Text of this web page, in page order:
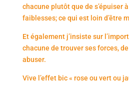
chacune plutôt que de s’épuiser
faiblesses; ce qui est loin d’être
Et également j’insiste sur
chacune de trouver ses forces,
abuser.
Vive l’effet bic « rose ou vert ou